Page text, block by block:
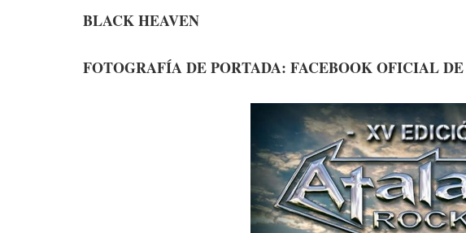
BLACK HEAVEN
FOTOGRAFÍA DE PORTADA: FACEBOOK OFICIAL